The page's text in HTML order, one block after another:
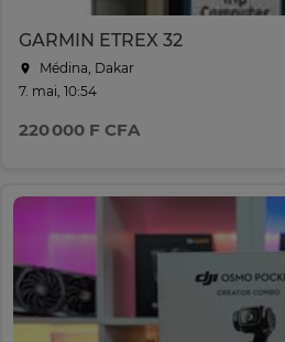
GARMIN ETREX 32
Médina, Dakar
7. mai, 10:54
220 000 F CFA